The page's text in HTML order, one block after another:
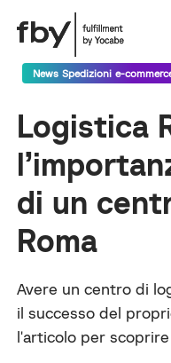
News Spedizioni e-
Logistica
di un
Roma
Avere un centro di
il successo del
l'articolo per